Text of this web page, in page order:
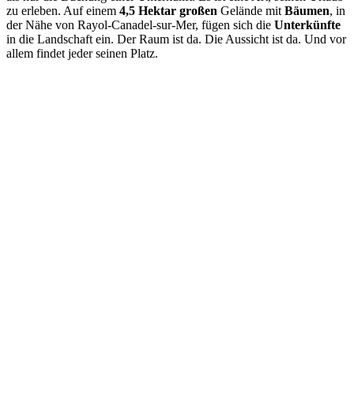
zu erleben. Auf einem 4,5 Hektar großen Gelände mitBäumen, in
der Nähe von Rayol-Canadel-sur-Mer, fügen sich die Unterkünfte
in die Landschaft ein. Der Raum ist da. Die Aussicht ist da. Und vor
allem findet jeder seinen Platz.